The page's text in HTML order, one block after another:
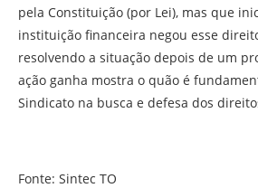
pela Constituição (por Lei), mas que
instituição financeira negou esse
resolvendo a situação depois de um
ação ganha mostra o quão é
Sindicato na busca e defesa dos
Fonte: Sintec TO